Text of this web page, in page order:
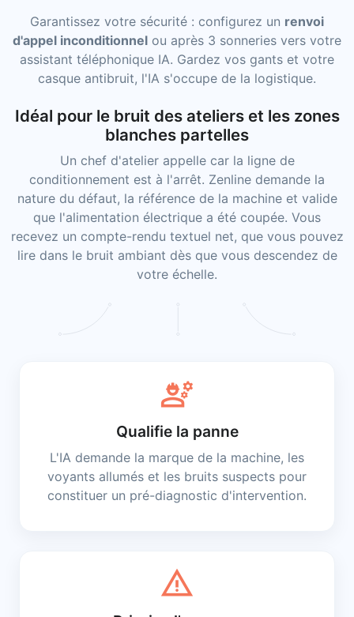
Garantissez votre sécurité : configurez un renvoi
d'appel inconditionnel ou après 3 sonneries vers votre
assistant téléphonique IA. Gardez vos gants et votre
casque antibruit, l'IA s'occupe de la logistique.
Idéal pour le bruit des ateliers et les zones
blanches partelles
Un chef d'atelier appelle car la ligne de
conditionnement est à l'arrêt. Zenline demande la
nature du défaut, la référence de la machine et valide
que l'alimentation électrique a été coupée. Vous
recevez un compte-rendu textuel net, que vous pouvez
lire dans le bruit ambiant dès que vous descendez de
votre échelle.
engineering
Qualifie la panne
L'IA demande la marque de la machine, les
voyants allumés et les bruits suspects pour
constituer un pré-diagnostic d'intervention.
warning